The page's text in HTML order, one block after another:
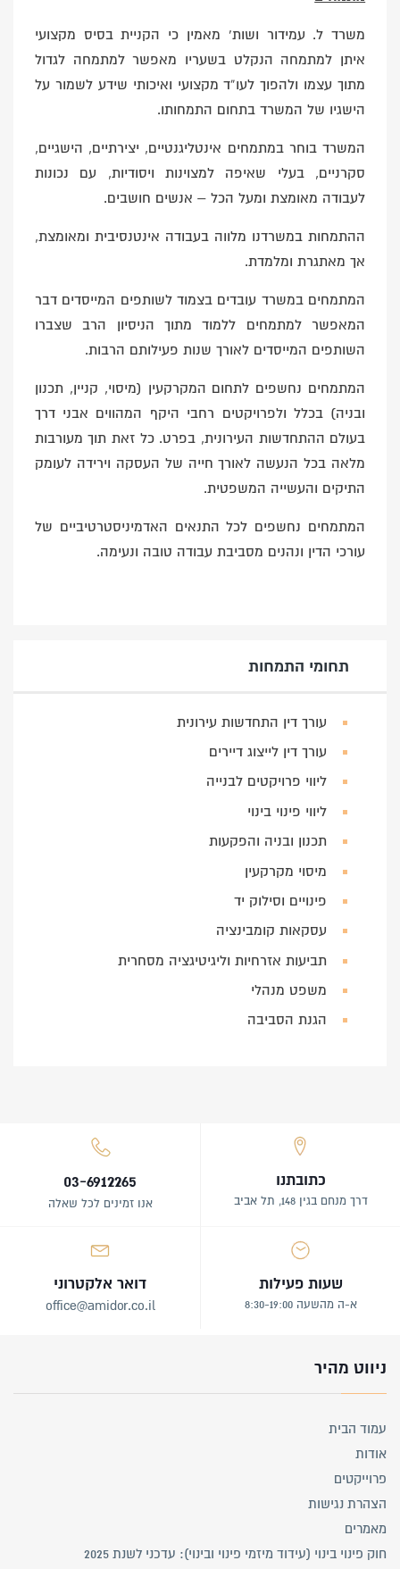
משרד ל. עמידור ושות’ מאמין כי הקניית בסיס מקצועי
איתן למתמחה הנקלט בשעריו מאפשר למתמחה לגדול
מתוך עצמו ולהפוך לעו”ד מקצועי ואיכותי שידע לשמור על
הישגיו של המשרד בתחום התמחותו.
המשרד בוחר במתמחים אינטליגנטיים, יצירתיים, הישגיים,
סקרניים, בעלי שאיפה למצוינות ויסודיות, עם נכונות
לעבודה מאומצת ומעל הכל – אנשים חושבים.
ההתמחות במשרדנו מלווה בעבודה אינטנסיבית ומאומצת,
אך מאתגרת ומלמדת.
המתמחים במשרד עובדים בצמוד לשותפים המייסדים דבר
המאפשר למתמחים ללמוד מתוך הניסיון הרב שצברו
השותפים המייסדים לאורך שנות פעילותם הרבות.
המתמחים נחשפים לתחום המקרקעין (מיסוי, קניין, תכנון
ובניה) בכלל ולפרויקטים רחבי היקף המהווים אבני דרך
בעולם ההתחדשות העירונית, בפרט. כל זאת תוך מעורבות
מלאה בכל הנעשה לאורך חייה של העסקה וירידה לעומק
התיקים והעשייה המשפטית.
המתמחים נחשפים לכל התנאים האדמיניסטרטיביים של
עורכי הדין ונהנים מסביבת עבודה טובה ונעימה.
תחומי התמחות
עורך דין התחדשות עירונית
עורך דין לייצוג דיירים
ליווי פרויקטים לבנייה
ליווי פינוי בינוי
תכנון ובניה והפקעות
מיסוי מקרקעין
פינויים וסילוק יד
עסקאות קומבינציה
תביעות אזרחיות וליגיטיגציה מסחרית
משפט מנהלי
הגנת הסביבה
כתובתנו
דרך מנחם בגין 148, תל אביב
03-6912265
אנו זמינים לכל שאלה
שעות פעילות
א-ה מהשעה 8:30-19:00
דואר אלקטרוני
office@amidor.co.il
ניווט מהיר
עמוד הבית
אודות
פרוייקטים
הצהרת נגישות
מאמרים
חוק פינוי בינוי (עידוד מיזמי פינוי ובינוי): עדכני לשנת 2025